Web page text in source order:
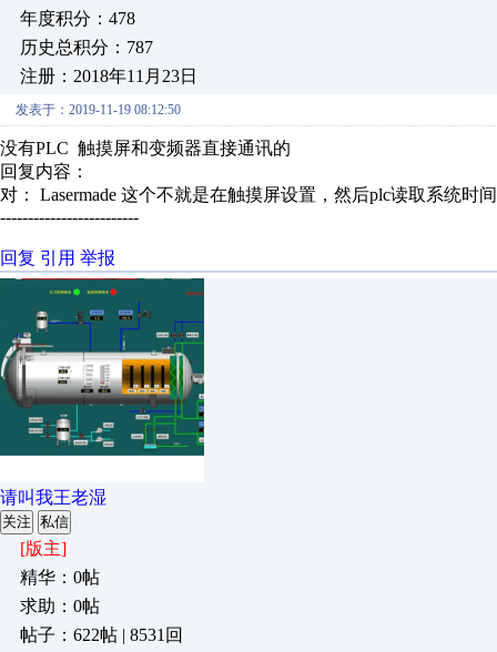
年度积分：478
历史总积分：787
注册：2018年11月23日
发表于：2019-11-19 08:12:50
没有PLC 触摸屏和变频器直接通讯的
回复内容：
对： Lasermade 这个不就是在触摸屏设置，然后plc读取系统时
-------------------------
回复 引用 举报
请叫我王老湿
关注 私信
[版主]
精华：0帖
求助：0帖
帖子：622帖 | 8531回